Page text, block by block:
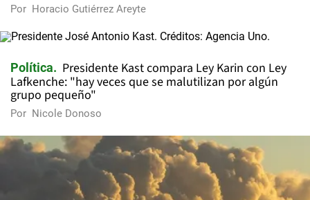
Por Horacio Gutiérrez Areyte
Política
Presidente Kast compara Ley Karin con Ley
Lafkenche: "hay veces que se malutilizan por algún
grupo pequeño"
Por Nicole Donoso